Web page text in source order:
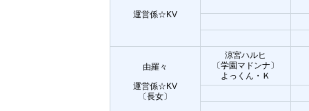
運営係☆KV
由羅々
運営係☆KV
〔長女〕
涼宮ハルヒ
〔学園マドンナ〕
よっくん・Ｋ